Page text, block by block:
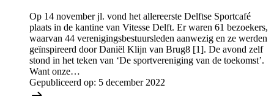
Op 14 november jl. vond het allereerste Delftse Sportcafé
plaats in de kantine van Vitesse Delft. Er waren 61 bezoekers,
waarvan 44 verenigingsbestuursleden aanwezig en ze werden
geïnspireerd door Daniël Klijn van Brug8 [1]. De avond zelf
stond in het teken van ‘De sportvereniging van de toekomst’.
Want onze…
Gepubliceerd op: 5 december 2022